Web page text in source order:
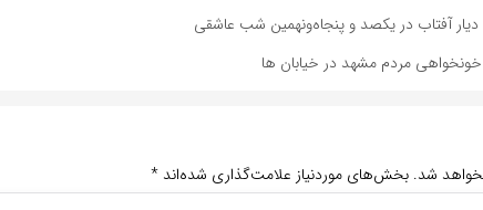
دیار آفتاب در یکصد و پنجاه‌ونهمین شب عاشقی
خونخواهی مردم مشهد در خیابان ها
شد. بخش‌های موردنیاز علامت‌گذاری شده‌اند *